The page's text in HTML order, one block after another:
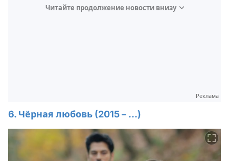
Читайте продолжение новости внизу
Реклама
6. Чёрная любовь (2015 – ...)